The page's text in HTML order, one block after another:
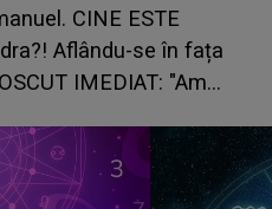
bani. O decizie luată în
și îi dă toate